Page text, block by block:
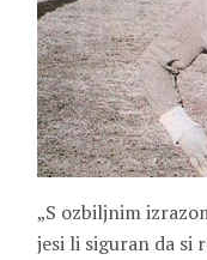
„S ozbiljnim
jesi li siguran da si